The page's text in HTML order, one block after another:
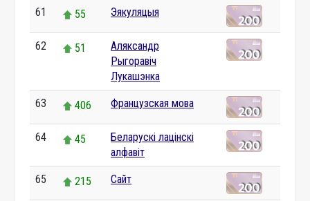
61 55 Эякуляцыя
62 51
Аляксандр
Рыгоравіч
Лукашэнка
63 406 Французская мова
64 45
Беларускі лацінскі
алфавіт
65 215 Сайт